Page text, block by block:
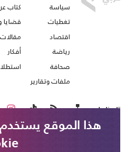
سياسة
تغطيات
اقتصاد
رياضة
صحافة
ملفات وتقارير
كتاب
قضايا
أفكار
تابعنا على
هذا الموقع